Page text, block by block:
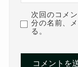
次回のコメ
分の名前、
る。